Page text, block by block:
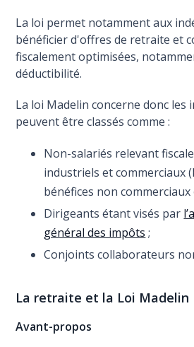
La loi permet notamment aux
bénéficier d'offres de retraite et
fiscalement optimisées,
déductibilité.
La loi Madelin concerne donc les
peuvent être classés comme :
Non-salariés relevant
industriels et commerciaux
bénéfices non commerciaux
Dirigeants étant visés par
général des impôts ;
Conjoints collaborateurs
La retraite et la Loi Madelin
Avant-propos